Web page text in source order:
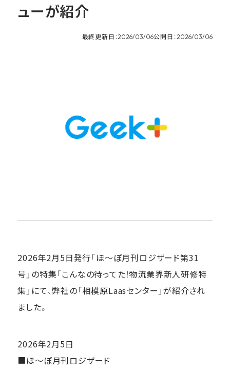
ューが紹介
最終更新日：2026/03/06公開日：2026/03/06
2026年2月5日発行「ほ～ぼ月刊ロジザード第31
号」の特集「こんなの待ってた！物流業界新人研修特
集」にて、弊社の「相模原Laasセンター」が紹介され
ました。
2026年2月5日
■ほ～ぼ月刊ロジザード